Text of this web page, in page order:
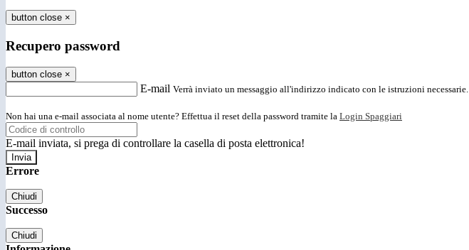
button close ×
Recupero password
button close ×
E-mail Verrà inviato un messaggio all'indirizzo indicato con le istruzioni necessarie.
Non hai una e-mail associata al nome utente? Effettua il reset della password tramite la Login Spaggiari
E-mail inviata, si prega di controllare la casella di posta elettronica!
Errore
Chiudi
Successo
Chiudi